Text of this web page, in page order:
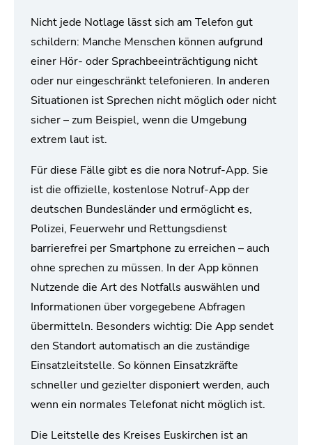
Nicht jede Notlage lässt sich am Telefon gut
schildern: Manche Menschen können aufgrund
einer Hör- oder Sprachbeeinträchtigung nicht
oder nur eingeschränkt telefonieren. In anderen
Situationen ist Sprechen nicht möglich oder nicht
sicher – zum Beispiel, wenn die Umgebung
extrem laut ist.
Für diese Fälle gibt es die nora Notruf-App. Sie
ist die offizielle, kostenlose Notruf-App der
deutschen Bundesländer und ermöglicht es,
Polizei, Feuerwehr und Rettungsdienst
barrierefrei per Smartphone zu erreichen – auch
ohne sprechen zu müssen. In der App können
Nutzende die Art des Notfalls auswählen und
Informationen über vorgegebene Abfragen
übermitteln. Besonders wichtig: Die App sendet
den Standort automatisch an die zuständige
Einsatzleitstelle. So können Einsatzkräfte
schneller und gezielter disponiert werden, auch
wenn ein normales Telefonat nicht möglich ist.
Die Leitstelle des Kreises Euskirchen ist an